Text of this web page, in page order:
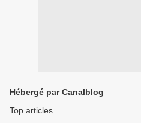
Hébergé par Canalblog
Top articles